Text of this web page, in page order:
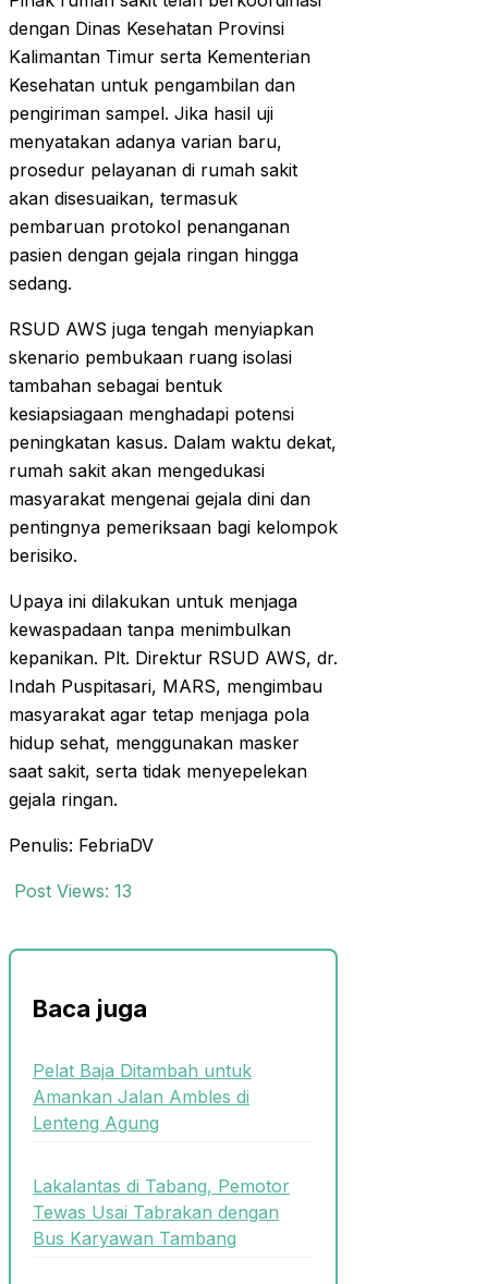
dengan Dinas Kesehatan Provinsi
Kalimantan Timur serta Kementerian
Kesehatan untuk pengambilan dan
pengiriman sampel. Jika hasil uji
menyatakan adanya varian baru,
prosedur pelayanan di rumah sakit
akan disesuaikan, termasuk
pembaruan protokol penanganan
pasien dengan gejala ringan hingga
sedang.
RSUD AWS juga tengah menyiapkan
skenario pembukaan ruang isolasi
tambahan sebagai bentuk
kesiapsiagaan menghadapi potensi
peningkatan kasus. Dalam waktu dekat,
rumah sakit akan mengedukasi
masyarakat mengenai gejala dini dan
pentingnya pemeriksaan bagi kelompok
berisiko.
Upaya ini dilakukan untuk menjaga
kewaspadaan tanpa menimbulkan
kepanikan. Plt. Direktur RSUD AWS, dr.
Indah Puspitasari, MARS, mengimbau
masyarakat agar tetap menjaga pola
hidup sehat, menggunakan masker
saat sakit, serta tidak menyepelekan
gejala ringan.
Penulis: FebriaDV
Post Views: 13
Baca juga
Pelat Baja Ditambah untuk
Amankan Jalan Ambles di
Lenteng Agung
Lakalantas di Tabang, Pemotor
Tewas Usai Tabrakan dengan
Bus Karyawan Tambang